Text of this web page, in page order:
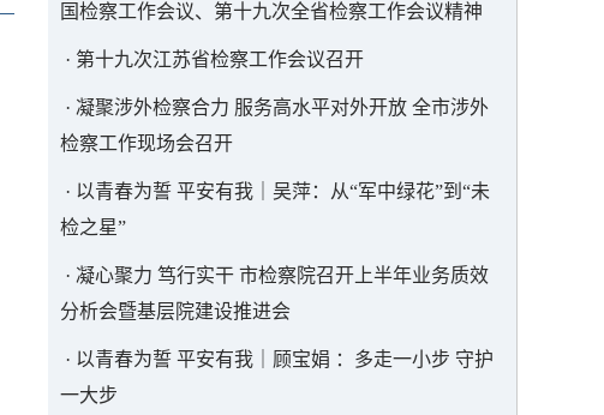
国检察工作会议、第十九次全省检察工作会议精神
· 第十九次江苏省检察工作会议召开
· 凝聚涉外检察合力 服务高水平对外开放 全市涉外
检察工作现场会召开
· 以青春为誓 平安有我｜吴萍：从“军中绿花”到“未
检之星”
· 凝心聚力 笃行实干 市检察院召开上半年业务质效
分析会暨基层院建设推进会
· 以青春为誓 平安有我｜顾宝娟 ：多走一小步 守护
一大步